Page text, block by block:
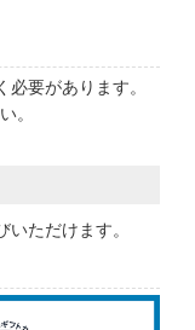
要があります。
。
ただけます。